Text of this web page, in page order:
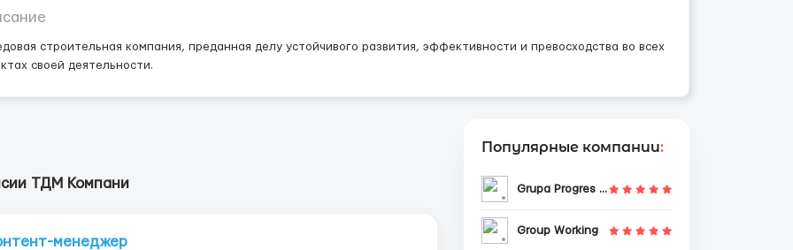
строительная компания, преданная делу устойчивого развития, эффективности и превосходства во всех
своей деятельности.
ТДМ Компани
менеджер
Популярные компании:
Grupa Progres Sp. z o.o.
Group Working